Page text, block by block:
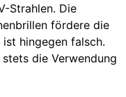
Strahlen. Die
fördere die
ist hingegen falsch.
die Verwendung